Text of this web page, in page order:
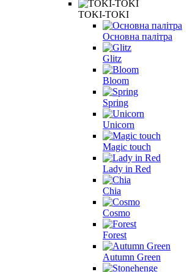
TOKI-TOKI
Основна палітра
Glitz
Bloom
Spring
Unicorn
Magic touch
Lady in Red
Chia
Cosmo
Forest
Autumn Green